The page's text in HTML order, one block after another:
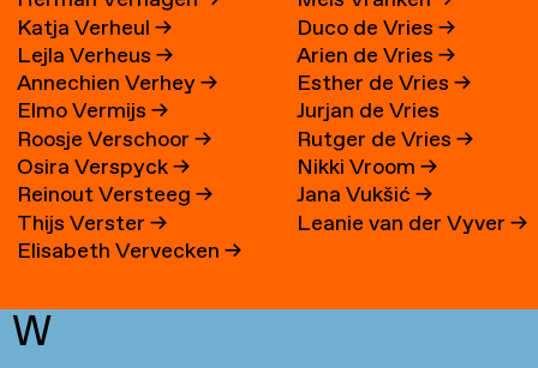
Katja Verheul→
Lejla Verheus→
Annechien Verhey→
Elmo Vermijs→
Roosje Verschoor→
Osira Verspyck→
Reinout Versteeg→
Thijs Verster→
Elisabeth Vervecken→
Duco de Vries→
Arien de Vries→
Esther de Vries→
Jurjan de Vries
Rutger de Vries→
Nikki Vroom→
Jana Vukšić→
Leanie van der Vyver→
W